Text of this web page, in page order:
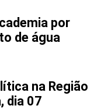
por
de água
na Região
dia 07